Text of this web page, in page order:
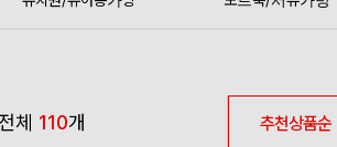
전체 110개 추천상품순